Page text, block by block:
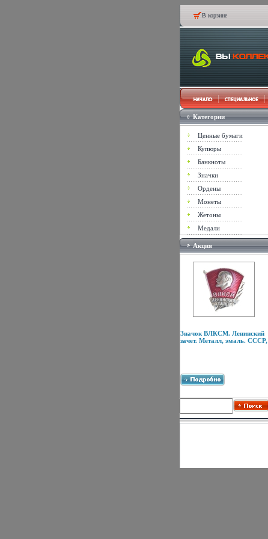
В корзине
Категории
Ценные бумаги
Купюры
Банкноты
Значки
Ордены
Монеты
Жетоны
Медали
Акция
Значок ВЛКСМ. Ленинский
зачет. Металл, эмаль. СССР,